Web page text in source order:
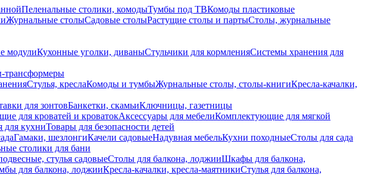
Пеленальные столики, комодыТумбы под ТВКомоды пластиковые
Журнальные столыСадовые столыРастущие столы и партыСтолы, журнальные
модулиКухонные уголки, диваныСтульчики для кормленияСистемы хранения для
трансформеры
Стулья, креслаКомоды и тумбыЖурнальные столы, столы-книгиКресла-качалки,
для зонтовБанкетки, скамьиКлючницы, газетницы
для кроватей и кроватокАксессуары для мебелиКомплектующие для мягкой
для кухниТовары для безопасности детей
Гамаки, шезлонгиКачели садовыеНадувная мебельКухни походныеСтолы для сада
столики для бани
стулья садовыеСтолы для балкона, лоджииШкафы для балкона,
для балкона, лоджииКресла-качалки, кресла-маятникиСтулья для балкона,